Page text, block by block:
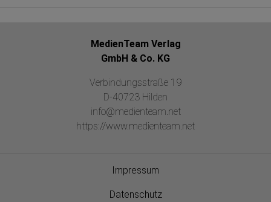
MedienTeam Verlag
GmbH & Co. KG
Verbindungsstraße 19
D-40723 Hilden
info@medienteam.net
https://www.medienteam.net
Impressum
Datenschutz